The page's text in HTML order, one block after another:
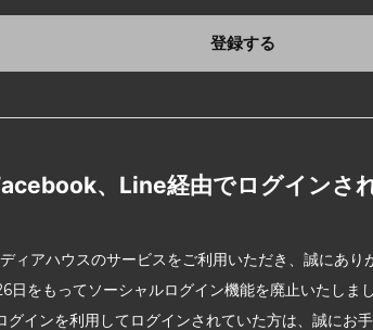
登録する
、Line経由でログインさ
ィアハウスのサービスをご利用いただき、誠にあり
日をもってソーシャルログイン機能を廃止いたしまし
グインを利用してログインされていた方は、誠にお